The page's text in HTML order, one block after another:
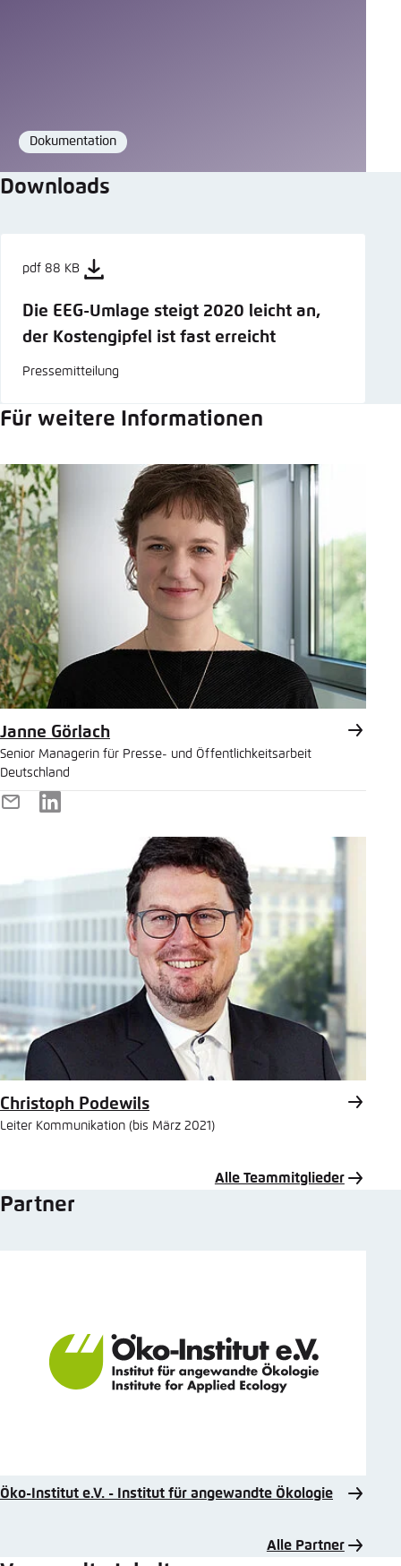
Format
Dokumentation
Downloads
pdf 88 KB
Die EEG-Umlage steigt 2020 leicht an,
der Kostengipfel ist fast erreicht
Pressemitteilung
Für weitere Informationen
Janne Görlach
Senior Managerin für Presse- und Öffentlichkeitsarbeit
Deutschland
E-
LinkedIn
Christoph Podewils
Leiter Kommunikation (bis März 2021)
Alle Teammitglieder
Partner
Öko-Institut e.V. - Institut für angewandte Ökologie
Alle Partner